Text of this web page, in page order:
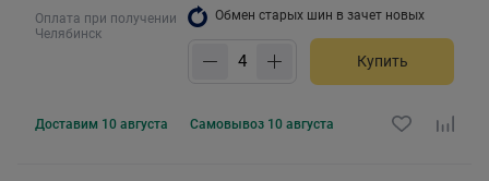
Оплата при получении
Челябинск
Обмен старых шин в зачет новых
Купить
Доставим 10 августа Самовывоз 10 августа